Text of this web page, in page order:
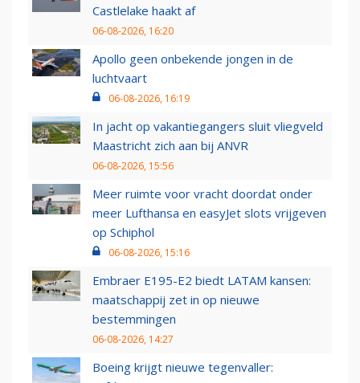
Castlelake haakt af
06-08-2026, 16:20
Apollo geen onbekende jongen in de
luchtvaart
06-08-2026, 16:19
In jacht op vakantiegangers sluit vliegveld
Maastricht zich aan bij ANVR
06-08-2026, 15:56
Meer ruimte voor vracht doordat onder
meer Lufthansa en easyJet slots vrijgeven
op Schiphol
06-08-2026, 15:16
Embraer E195-E2 biedt LATAM kansen:
maatschappij zet in op nieuwe
bestemmingen
06-08-2026, 14:27
Boeing krijgt nieuwe tegenvaller: